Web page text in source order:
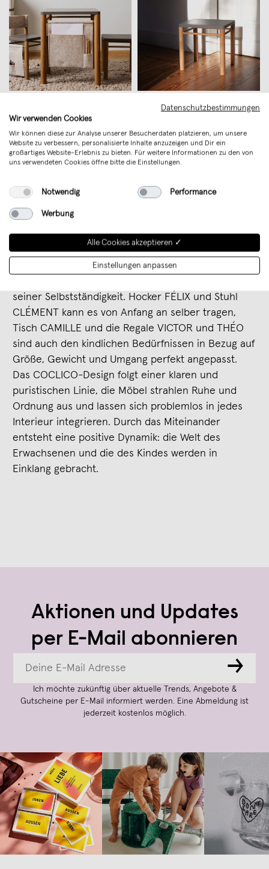
Tisch Camille
Stuhl Félix
Mit den Design-Kindermöbeln von COCLICO bietet
das ganze Zuhause Raum für das Kind. Alle
seiner Selbstständigkeit. Hocker FÉLIX und Stuhl
CLÉMENT kann es von Anfang an selber tragen,
Tisch CAMILLE und die Regale VICTOR und THÉO
sind auch den kindlichen Bedürfnissen in Bezug auf
Größe, Gewicht und Umgang perfekt angepasst.
Das COCLICO-Design folgt einer klaren und
puristischen Linie, die Möbel strahlen Ruhe und
Ordnung aus und lassen sich problemlos in jedes
Interieur integrieren. Durch das Miteinander
entsteht eine positive Dynamik: die Welt des
Erwachsenen und die des Kindes werden in
Einklang gebracht.
Aktionen und Updates
per E-Mail abonnieren
→
Ich möchte zukünftig über aktuelle Trends, Angebote &
Gutscheine per E-Mail informiert werden. Eine Abmeldung ist
jederzeit kostenlos möglich.
Datenschutzbestimmungen
Wir verwenden Cookies
Wir können diese zur Analyse unserer Besucherdaten platzieren, um unsere
Website zu verbessern, personalisierte Inhalte anzuzeigen und Dir ein
großartiges Website-Erlebnis zu bieten. Für weitere Informationen zu den von
uns verwendeten Cookies öffne bitte die Einstellungen.
Notwendig Performance
Werbung
Alle Cookies akzeptieren ✓
Einstellungen anpassen